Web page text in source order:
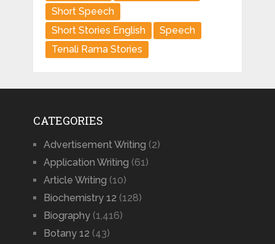
Short Speech
Short Stories English
Speech
Tenali Rama Stories
CATEGORIES
Advertisement Writing (2)
Application Writing (61)
Article Writing (10)
Biochemistry 12 (128)
Biography(1,416)
Botany 12 (43)